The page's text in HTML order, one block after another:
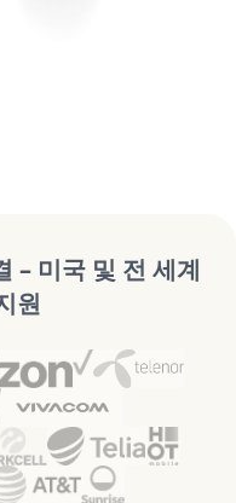
– 미국 및 전 세계
원